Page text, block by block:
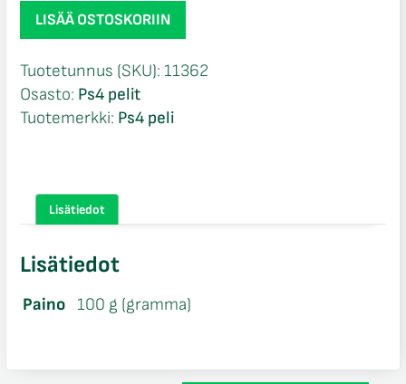
Marvel
Spider-
Ps4
määrä
LISÄÄ OSTOSKORIIN
Tuotetunnus (SKU): 11362
Osasto: Ps4 pelit
Tuotemerkki: Ps4 peli
Lisätiedot
Lisätiedot
Paino 100 g (gramma)